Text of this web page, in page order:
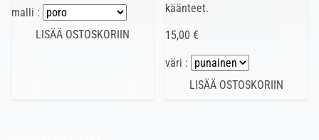
malli :
käänteet.
15,00 €
väri :